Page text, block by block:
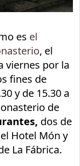
es el
, el
viernes por la
fines de
y de 15.30 a
de
dos de
Hotel Món y
La Fábrica.